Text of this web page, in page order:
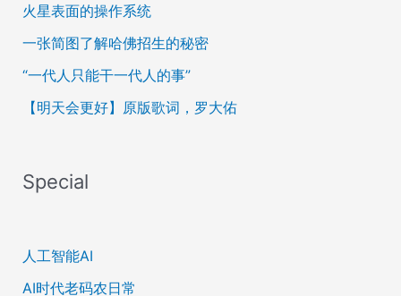
火星表面的操作系统
一张简图了解哈佛招生的秘密
“一代人只能干一代人的事”
【明天会更好】原版歌词，罗大佑
Special
人工智能AI
AI时代老码农日常